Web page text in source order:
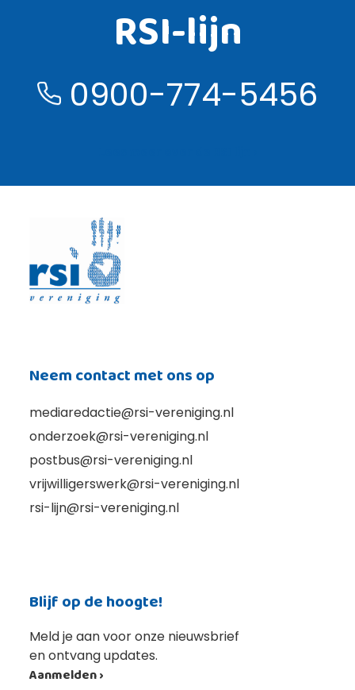
RSI-lijn
0900-774-5456
Neem contact met ons op
mediaredactie@rsi-vereniging.nl
onderzoek@rsi-vereniging.nl
postbus@rsi-vereniging.nl
vrijwilligerswerk@rsi-vereniging.nl
rsi-lijn@rsi-vereniging.nl
Blijf op de hoogte!
Meld je aan voor onze nieuwsbrief
en ontvang updates.
Aanmelden ›